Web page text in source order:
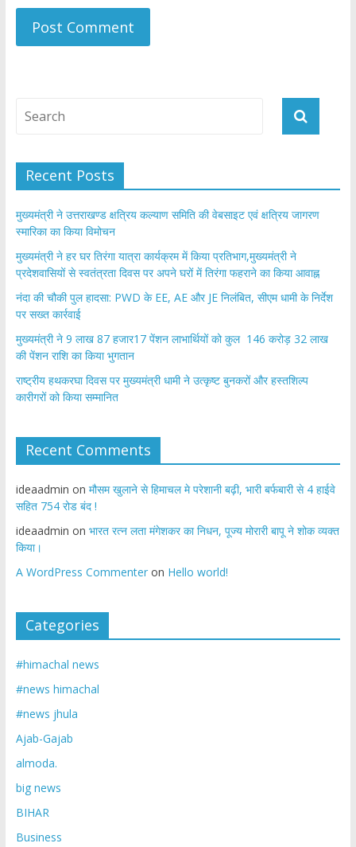
Recent Posts
मुख्यमंत्री ने उत्तराखण्ड क्षत्रिय कल्याण समिति की वेबसाइट एवं क्षत्रिय जागरण
स्मारिका का किया विमोचन
मुख्यमंत्री ने हर घर तिरंगा यात्रा कार्यक्रम में किया प्रतिभाग,मुख्यमंत्री ने
प्रदेशवासियों से स्वतंत्रता दिवस पर अपने घरों में तिरंगा फहराने का किया आवाह्न
नंदा की चौकी पुल हादसा: PWD के EE, AE और JE निलंबित, सीएम धामी के निर्देश
पर सख्त कार्रवाई
मुख्यमंत्री ने 9 लाख 87 हजार17 पेंशन लाभार्थियों को कुल 146 करोड़ 32 लाख
की पेंशन राशि का किया भुगतान
राष्ट्रीय हथकरघा दिवस पर मुख्यमंत्री धामी ने उत्कृष्ट बुनकरों और हस्तशिल्प
कारीगरों को किया सम्मानित
Recent Comments
ideaadmin on मौसम खुलाने से हिमाचल मे परेशानी बढ़ी, भारी बर्फबारी से 4 हाईवे
सहित 754 रोड बंद !
ideaadmin on भारत रत्न लता मंगेशकर का निधन, पूज्य मोरारी बापू ने शोक व्यक्त
किया।
A WordPress Commenteron Hello world!
Categories
#himachal news
#news himachal
#news jhula
Ajab-Gajab
almoda.
big news
BIHAR
Business